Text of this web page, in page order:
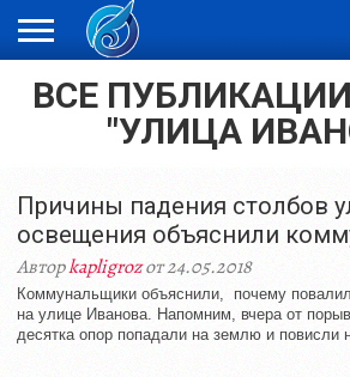
ЖАҢАЛЫҚТАР
НОВОСТИ
ВИДЕО
ФОТОРЕПОРТАЖИ
ОРКЕН
ВСЕ
"УЛИЦА
Причины падения столбов
освещения объяснили
Авторkapligrozот 24.05.2018
Коммунальщики объяснили, почему
на улице Иванова. Напомним, вчера от
десятка опор попадали на землю и повисли